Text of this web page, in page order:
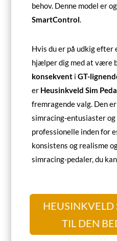
behov. Denne model er
SmartControl.
Hvis du er på udkig efter
hjælper dig med at være
konsekvent iGT-
er Heusinkveld Sim
fremragende valg. Den
simracing-entusiaster
professionelle inden for
konsistens og realisme
simracing-pedaler, du
HEUSINKVELD
TIL DEN